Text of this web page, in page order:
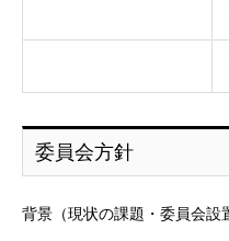
委員会方針
背景（現状の課題・委員会設